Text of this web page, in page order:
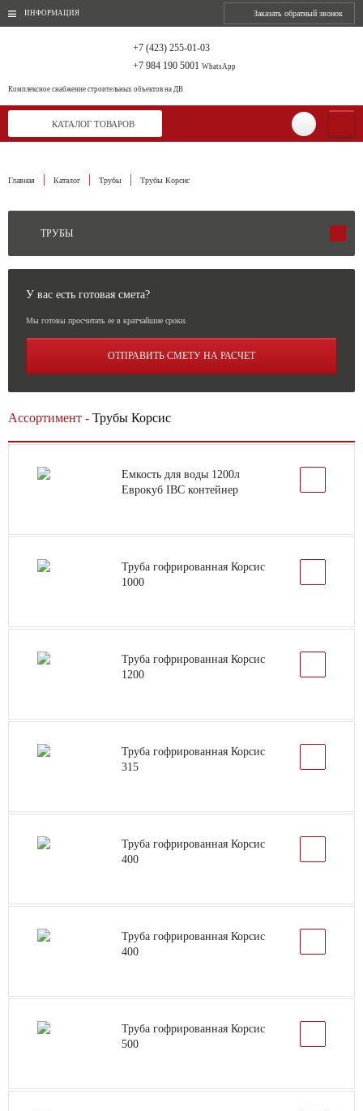
ИНФОРМАЦИЯ Заказать обратный звонок
Комплексное снабжение строительных объектов на ДВ
+7 (423) 255-01-03
+7 984 190 5001 WhatsApp
КАТАЛОГ ТОВАРОВ
Главная Каталог Трубы Трубы Корсис
ТРУБЫ
У вас есть готовая смета?
Мы готовы просчитать ее в кратчайшие сроки.
ОТПРАВИТЬ СМЕТУ НА РАСЧЕТ
Ассортимент - Трубы Корсис
Емкость для воды 1200л
Еврокуб IBC контейнер
Труба гофрированная Корсис
1000
Труба гофрированная Корсис
1200
Труба гофрированная Корсис
315
Труба гофрированная Корсис
400
Труба гофрированная Корсис
400
Труба гофрированная Корсис
500